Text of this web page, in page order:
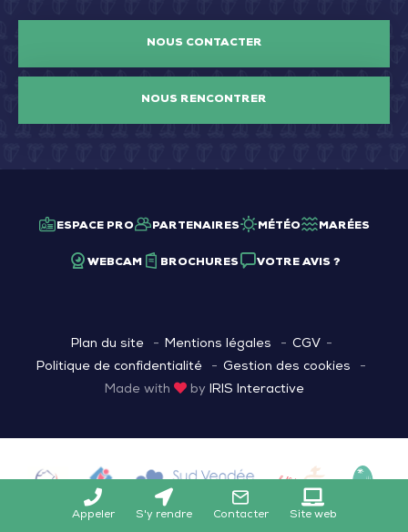
Appeler S'y rendre Contacter Site web
NOUS CONTACTER
NOUS RENCONTRER
ESPACE PRO PARTENAIRES MÉTÉO MARÉES
WEBCAM BROCHURES VOTRE AVIS ?
Plan du site Mentions légales
CGV
Politique de confidentialité
Gestion des cookies
Made with
by IRIS Interactive